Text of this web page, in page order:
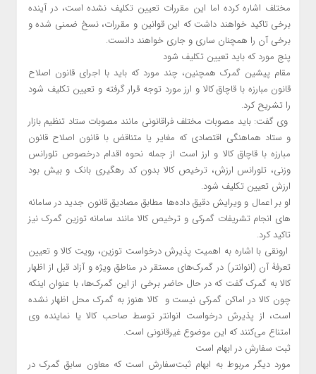
مختلف اشاره کرده اما این مقررات تعیین تکلیف نشده است، در آینده
برخی تاکید خواهند داشت که این قوانین و مقررات، نسخ ضمنی شده و
برخی آن را همچنان ساری و جاری خواهند دانست.
پنج مورد که باید تعیین تکلیف شود
مقام پیشین گمرک همچنین، چند مورد که باید با اجرای قانون اصلاح
قانون مبارزه با قاچاق کالا و ارز مورد توجه قرار گرفته و تعیین تکلیف شود
را تشریح کرد.
وی گفت: باید مصوبات مختلف فراقانونی مانند مصوبات ستاد تنظیم بازار
و ستاد هماهنگی اقتصادی که مغایر یا متناقض با قانون اصلاح قانون
مبارزه با قاچاق کالا و ارز است از جمله نحوه اقدام درخصوص تلورانس
وزنی، تلورانس ارزش، ترخیص کالا بدون کد رهگیری بانک و بیش بود
ارزش تعیین تکلیف شود.
او بر اعمال و ویرایش دقیق داده‌ها مطابق مصادیق قانون جدید در سامانه
های انجام تشریفات گمرکی و ترخیص کالا مانند سامانه توزین گمرک نیز
تاکید کرد.
ارونقی با اشاره به اهمیت پذیرش درخواست توزین، رویت کالا و تعیین
تعرفۀ آن (انوانتر) در گمرک‌های مستقر در مناطق ویژه و آزاد قبل از اظهار
کالا به گمرک گفت که در حال حاضر برخی از این گمرک‌ها، با عنوان اینکه
چون کالا در اماکن گمرکی نیست و کالا هنوز به گمرک محل اظهار نشده
است، از پذیرش درخواست انوانتر توسط صاحب کالا یا نماینده وی
امتناع می‌کنند که این موضوع غیرقانونی است.
ثبت سفارش در ابهام است
مورد دیگر مربوط به ابهام ثبت‌سفارش است که معاون سابق گمرک در